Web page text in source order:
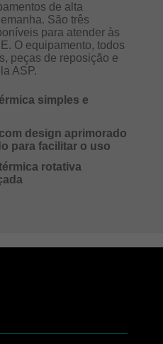
de alta
São três
para atender às
O equipamento, todos
peças de reposição e
ASP.
simples e
design aprimorado
para facilitar o uso
rotativa